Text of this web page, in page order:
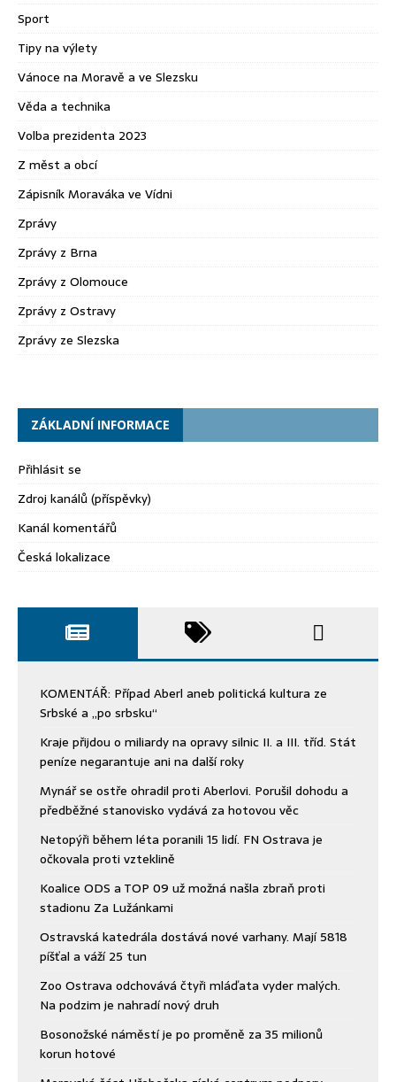
Sport
Tipy na výlety
Vánoce na Moravě a ve Slezsku
Věda a technika
Volba prezidenta 2023
Z měst a obcí
Zápisník Moraváka ve Vídni
Zprávy
Zprávy z Brna
Zprávy z Olomouce
Zprávy z Ostravy
Zprávy ze Slezska
ZÁKLADNÍ INFORMACE
Přihlásit se
Zdroj kanálů (příspěvky)
Kanál komentářů
Česká lokalizace
KOMENTÁŘ: Případ Aberl aneb politická kultura ze
Srbské a „po srbsku“
Kraje přijdou o miliardy na opravy silnic II. a III. tříd. Stát
peníze negarantuje ani na další roky
Mynář se ostře ohradil proti Aberlovi. Porušil dohodu a
předběžné stanovisko vydává za hotovou věc
Netopýři během léta poranili 15 lidí. FN Ostrava je
očkovala proti vzteklině
Koalice ODS a TOP 09 už možná našla zbraň proti
stadionu Za Lužánkami
Ostravská katedrála dostává nové varhany. Mají 5818
píšťal a váží 25 tun
Zoo Ostrava odchovává čtyři mláďata vyder malých.
Na podzim je nahradí nový druh
Bosonožské náměstí je po proměně za 35 milionů
korun hotové